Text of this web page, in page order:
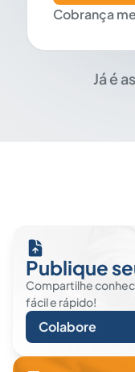
Cobrança
Já é
Publique
Compartilhe
fácil e rápido!
Colabore